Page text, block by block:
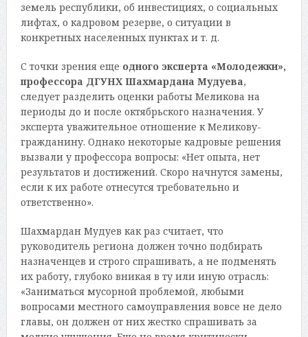
земель республики, об инвестициях, о социальных
лифтах, о кадровом резерве, о ситуации в
конкретных населенных пунктах и т. д.
С точки зрения еще одного эксперта «Молодежки»,
профессора ДГУНХ Шахмардана Мудуева,
следует разделить оценки работы Меликова на
периоды до и после октябрьского назначения. У
эксперта уважительное отношение к Меликову-
гражданину. Однако некоторые кадровые решения
вызвали у профессора вопросы: «Нет опыта, нет
результатов и достижений. Скоро начнутся замены,
если к их работе отнесутся требовательно и
ответственно».
Шахмардан Мудуев как раз считает, что
руководитель региона должен точно подбирать
назначенцев и строго спрашивать, а не подменять
их работу, глубоко вникая в ту или иную отрасль:
«Заниматься мусорной проблемой, любыми
вопросами местного самоуправления вовсе не дело
главы, он должен от них жестко спрашивать за